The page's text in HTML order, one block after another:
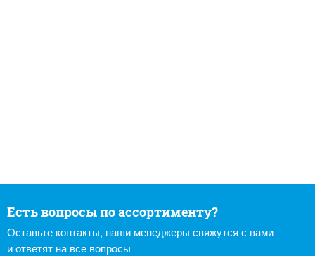
Есть вопросы по ассортименту?
Оставьте контакты, наши менеджеры свяжутся с вами
и ответят на все вопросы